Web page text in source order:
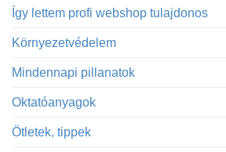
Így lettem profi webshop tulajdonos
Környezetvédelem
Mindennapi pillanatok
Oktatóanyagok
Ötletek, tippek